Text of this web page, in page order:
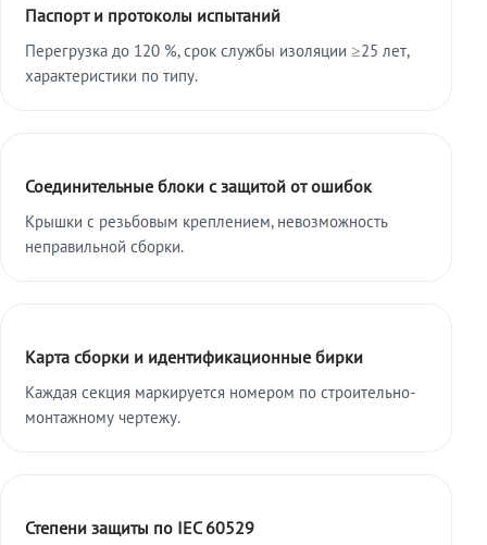
Паспорт и протоколы испытаний
Перегрузка до 120 %, срок службы изоляции ≥25 лет,
характеристики по типу.
Соединительные блоки с защитой от ошибок
Крышки с резьбовым креплением, невозможность
неправильной сборки.
Карта сборки и идентификационные бирки
Каждая секция маркируется номером по строительно-
монтажному чертежу.
Степени защиты по IEC 60529